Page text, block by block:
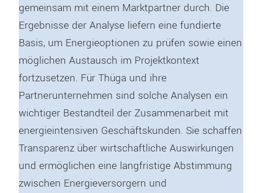
gemeinsam mit einem Marktpartner durch. Die
Ergebnisse der Analyse liefern eine fundierte
Basis, um Energieoptionen zu prüfen sowie einen
möglichen Austausch im Projektkontext
fortzusetzen. Für Thüga und ihre
Partnerunternehmen sind solche Analysen ein
wichtiger Bestandteil der Zusammenarbeit mit
energieintensiven Geschäftskunden. Sie schaffen
Transparenz über wirtschaftliche Auswirkungen
und ermöglichen eine langfristige Abstimmung
zwischen Energieversorgern und